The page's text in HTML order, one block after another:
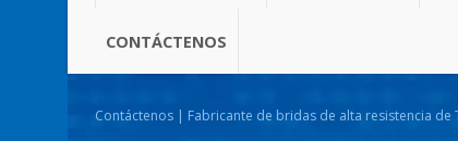
CONTÁCTENOS
Contáctenos | Fabricante de bridas de alta resistencia de